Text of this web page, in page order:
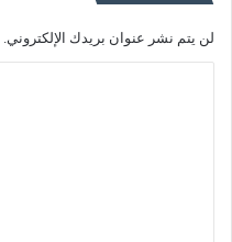
لن يتم نشر عنوان بريدك الإلكتروني.